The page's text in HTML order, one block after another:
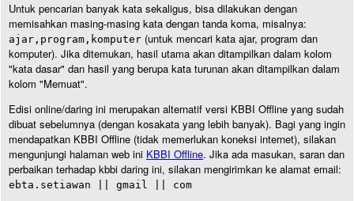
Untuk pencarian banyak kata sekaligus, bisa dilakukan dengan
memisahkan masing-masing kata dengan tanda koma, misalnya:
ajar,program,komputer (untuk mencari kata ajar, program dan
komputer). Jika ditemukan, hasil utama akan ditampilkan dalam kolom
"kata dasar" dan hasil yang berupa kata turunan akan ditampilkan dalam
kolom "Memuat".
Edisi online/daring ini merupakan alternatif versi KBBI Offline yang sudah
dibuat sebelumnya (dengan kosakata yang lebih banyak). Bagi yang ingin
mendapatkan KBBI Offline (tidak memerlukan koneksi internet), silakan
mengunjungi halaman web ini KBBI Offline. Jika ada masukan, saran dan
perbaikan terhadap kbbi daring ini, silakan mengirimkan ke alamat email:
ebta.setiawan || gmail || com